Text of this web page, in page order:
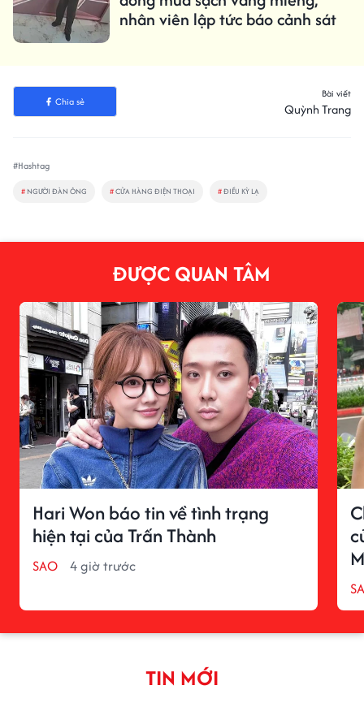
nhân viên lập tức báo cảnh sát
Chia sẻ
Bài viết
Quỳnh Trang
#Hashtag
# NGƯỜI ĐÀN ÔNG #CỬA HÀNG ĐIỆN THOẠI #ĐIỀU KỲ LẠ
ĐƯỢC QUAN TÂM
Hari Won báo tin về tình trạng
hiện tại của Trấn Thành
SAO 4 giờ trước
TIN MỚI